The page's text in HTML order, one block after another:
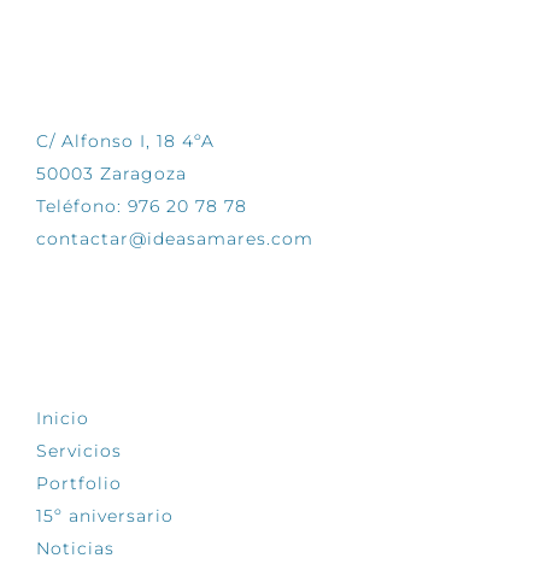
C/ Alfonso I, 18 4ºA
50003 Zaragoza
Teléfono: 976 20 78 78
contactar@ideasamares.com
Inicio
Servicios
Portfolio
15º aniversario
Noticias